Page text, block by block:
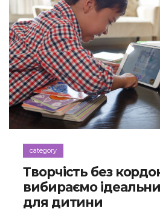
category
Творчість без
вибираємо
для дитини